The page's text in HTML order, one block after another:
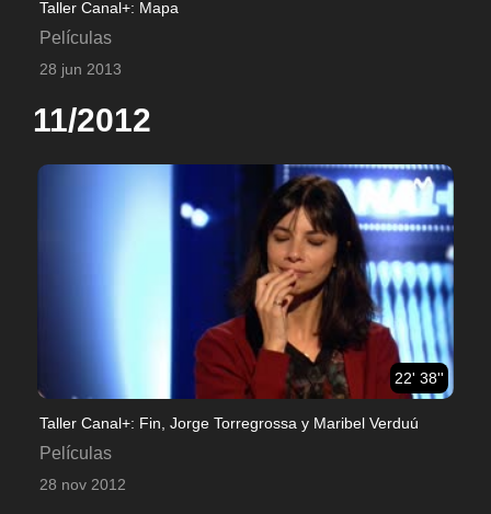
Taller Canal+: Mapa
Películas
28 jun 2013
11/2012
22' 38''
Taller Canal+: Fin, Jorge Torregrossa y Maribel Verduú
Películas
28 nov 2012